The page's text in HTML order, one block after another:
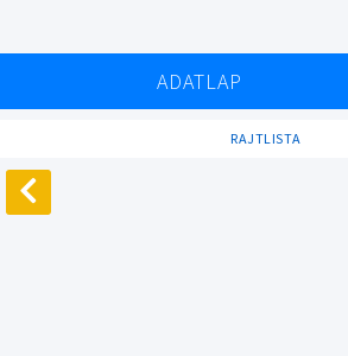
ADATLAP
RAJTLISTA